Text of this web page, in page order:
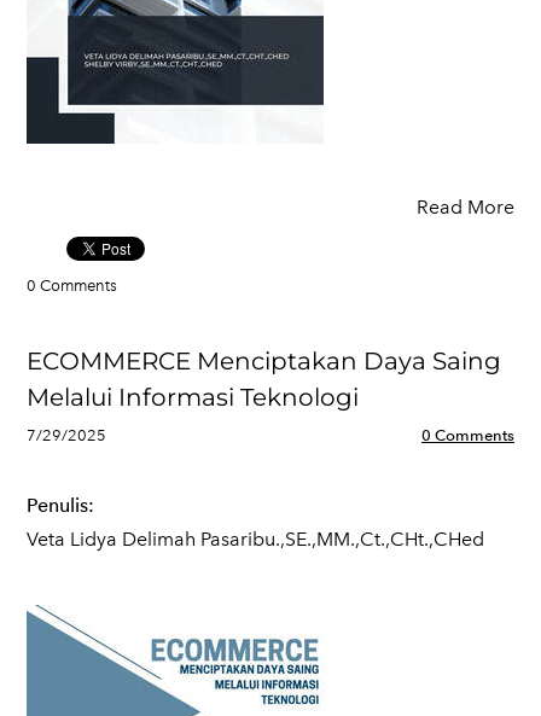
Read More
0 Comments
ECOMMERCE Menciptakan Daya Saing
Melalui Informasi Teknologi
7/29/2025 0 Comments
Penulis:
Veta Lidya Delimah Pasaribu.,SE.,MM.,Ct.,CHt.,CHed